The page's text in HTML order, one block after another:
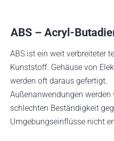
ABS – Acryl-
ABS ist ein weit verbreiteter
Kunststoff. Gehäuse von
werden oft daraus gefertigt.
Außenanwendungen werden
schlechten Beständigkeit
Umgebungseinflüsse nicht